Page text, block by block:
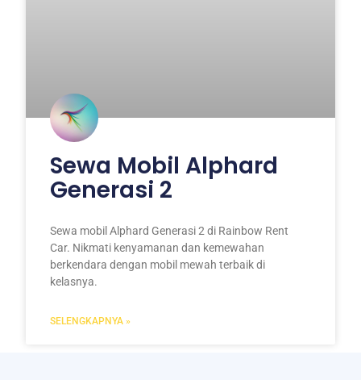
Sewa Mobil Alphard
Generasi 2
Sewa mobil Alphard Generasi 2 di Rainbow Rent
Car. Nikmati kenyamanan dan kemewahan
berkendara dengan mobil mewah terbaik di
kelasnya.
SELENGKAPNYA »